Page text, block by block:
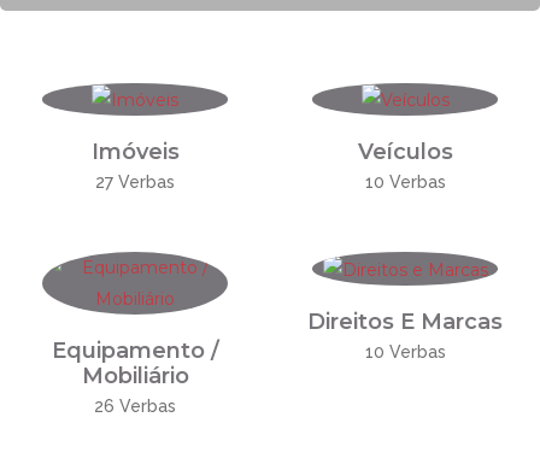
Imóveis
27 Verbas
Veículos
10 Verbas
Equipamento /
Mobiliário
26 Verbas
Direitos E Marcas
10 Verbas